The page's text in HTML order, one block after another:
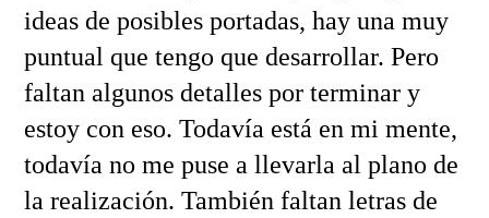
ideas de posibles portadas, hay una muy
puntual que tengo que desarrollar. Pero
faltan algunos detalles por terminar y
estoy con eso. Todavía está en mi mente,
todavía no me puse a llevarla al plano de
la realización. También faltan letras de